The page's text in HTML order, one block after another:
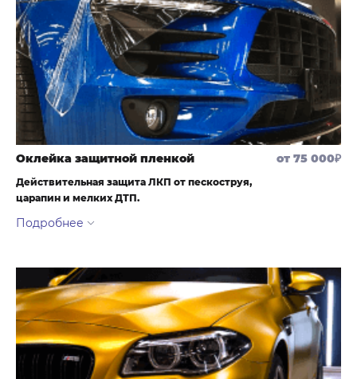
Защита ЛКП от химического воздействия окружающей среды
(дорожные реагенты, птичий помет и липовые почки)
Оклейка защитной пленкой от 75 000₽
Действительная защита ЛКП от пескоструя,
царапин и мелких ДТП.
Идеальный авто без царапин и блеском как после керамики в
течение 10 лет
Максимальный уровень защиты. ДТП, неудачная парковка,
царапины ключами, и прилетающие в бампер и капот камни не
доберутся до лакокрасочного покрытия если на нем есть
полиуретановая пленка.
Самовосстанавливающийся верхний слой полиуретана –
царапины после некачественной мойки, паутинка из царапин,